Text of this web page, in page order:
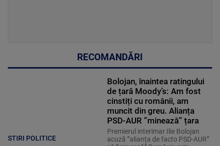
RECOMANDĂRI
STIRI POLITICE
Bolojan, înaintea ratingului
de țară Moody’s: Am fost
cinstiți cu românii, am
muncit din greu. Alianța
PSD-AUR ”minează” țara
Premierul interimar Ilie Bolojan
acuză ”alianța de facto PSD-AUR”